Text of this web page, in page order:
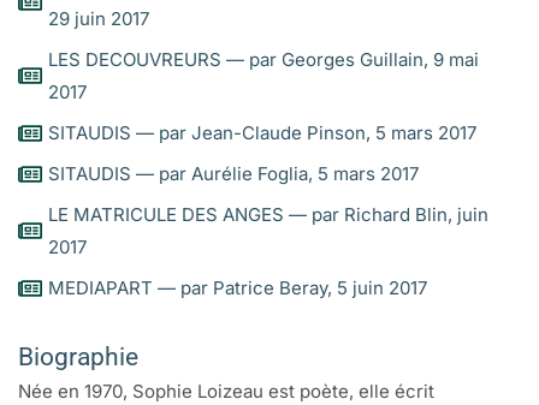
29 juin 2017
LES DECOUVREURS — par Georges Guillain, 9 mai
2017
SITAUDIS — par Jean-Claude Pinson, 5 mars 2017
SITAUDIS — par Aurélie Foglia, 5 mars 2017
LE MATRICULE DES ANGES — par Richard Blin, juin
2017
MEDIAPART — par Patrice Beray, 5 juin 2017
Biographie
Née en 1970, Sophie Loizeau est poète, elle écrit